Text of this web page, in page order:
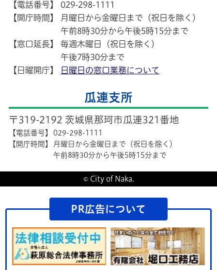
【電話番号】
029-298-1111
【開庁時間】
月曜日から金曜日まで（祝日を除く）
午前8時30分から午後5時15分まで
【窓口延長】
毎週木曜日（祝日を除く）
午後7時30分まで
【日曜開庁】
日曜日の窓口業務について
瓜連支所
〒319-2192 茨城県那珂市瓜連321番地
【電話番号】
029-298-1111
【開庁時間】
月曜日から金曜日まで（祝日を除く）
午前8時30分から午後5時15分まで
© City of Naka.
PR広告について